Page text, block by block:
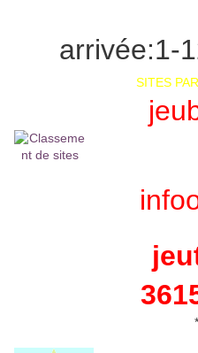
arrivée:1-
SITES
*